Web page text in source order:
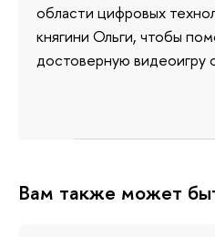
области цифровых
княгини Ольги, чтобы
достоверную видеоигру
Вам также может